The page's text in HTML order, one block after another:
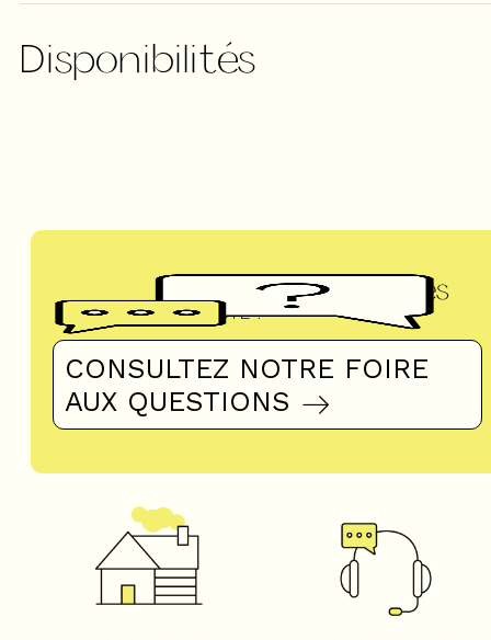
Disponibilités
Questions fréquentes
UN DOUTE ?
CONSULTEZ NOTRE FOIRE
AUX QUESTIONS